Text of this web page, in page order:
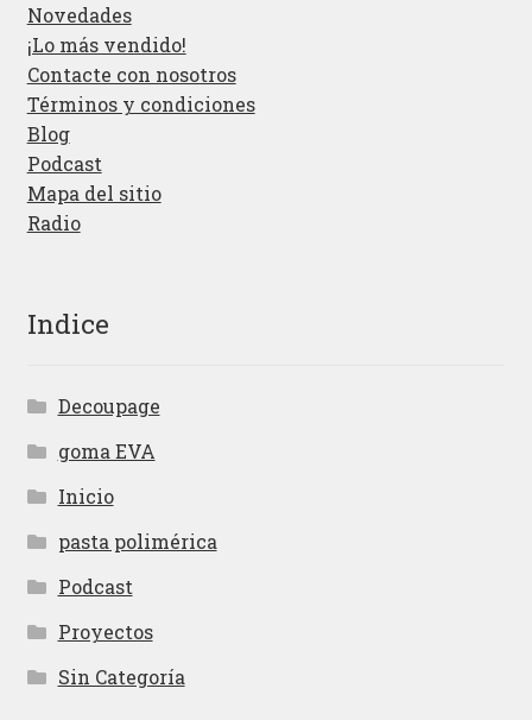
Novedades
¡Lo más vendido!
Contacte con nosotros
Términos y condiciones
Blog
Podcast
Mapa del sitio
Radio
Indice
Decoupage
goma EVA
Inicio
pasta polimérica
Podcast
Proyectos
Sin Categoría